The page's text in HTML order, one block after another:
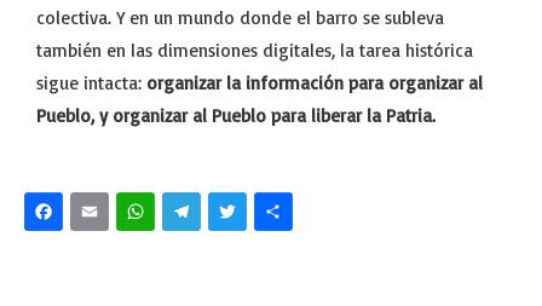
colectiva. Y en un mundo donde el barro se subleva
también en las dimensiones digitales, la tarea histórica
sigue intacta: organizar la información para organizar al
Pueblo, y organizar al Pueblo para liberar la Patria.
Facebook
EmailWhatsApp
Telegram
Twitter